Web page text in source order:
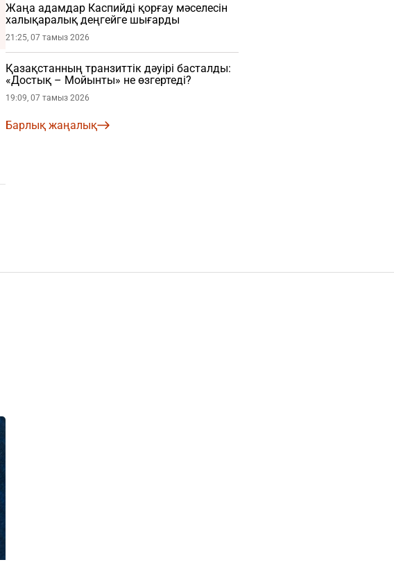
Жаңа адамдар Каспийді қорғау мәселесін
халықаралық деңгейге шығарды
21:25, 07 тамыз 2026
Қазақстанның транзиттік дәуірі басталды:
«Достық – Мойынты» не өзгертеді?
19:09, 07 тамыз 2026
Барлық жаңалық